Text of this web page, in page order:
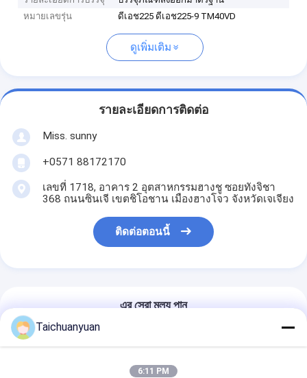
หมายเลขรุ่น
ดีเอช225 ดีเอช225-9 TM40VD
ดูเพิ่มเติม
รายละเอียดการติดต่อ
Miss. sunny
+0571 88172170
เลขที่ 1718, อาคาร 2 อุตสาหกรรมฮางชู ซอยทังจิชา
368 ถนนซินเจี เขตชิโอชาน เมืองฮางโจว จังหวัดเจเจียง
ติดต่อตอนนี้
এর সেরা মূল্য পান
Dh225 Dh225-9 อะไหล่เครื่องขุด
Doosan เครื่องขนย้ายสุดท้าย No. 2
Taichuanyuan
6:11 PM